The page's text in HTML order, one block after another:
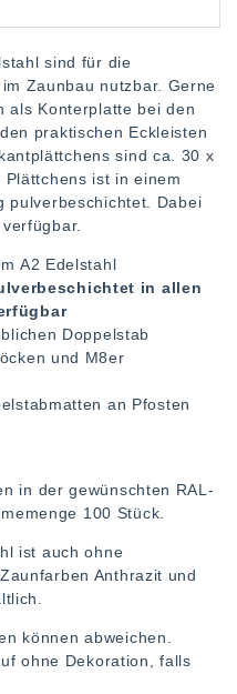
sind für die
Zaunbau nutzbar. Gerne
als Konterplatte bei den
praktischen Eckleisten
sind ca. 30 x
ist in einem
pulverbeschichtet. Dabei
A2 Edelstahl
in allen
Doppelstab
und M8er
an Pfosten
in der gewünschten RAL-
100 Stück.
ist auch ohne
Anthrazit und
können abweichen.
ohne Dekoration, falls